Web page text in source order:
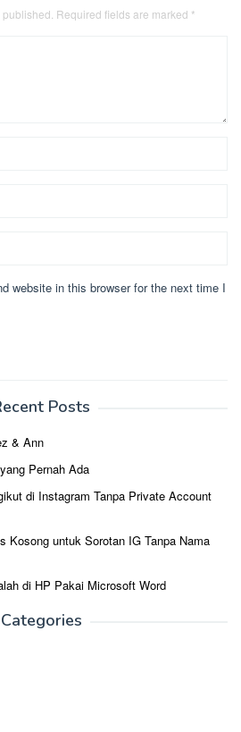
Required fields are marked *
website in this browser for the next time I
Posts
& Ann
Pernah Ada
di Instagram Tanpa Private Account
Kosong untuk Sorotan IG Tanpa Nama
di HP Pakai Microsoft Word
Categories